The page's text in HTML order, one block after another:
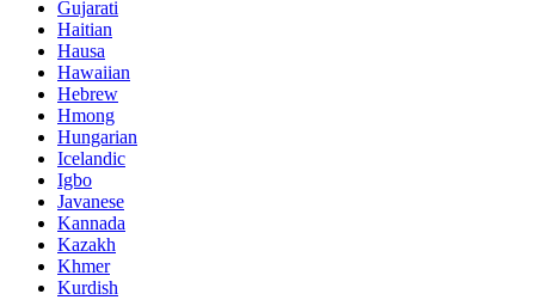
Gujarati
Haitian
Hausa
Hawaiian
Hebrew
Hmong
Hungarian
Icelandic
Igbo
Javanese
Kannada
Kazakh
Khmer
Kurdish